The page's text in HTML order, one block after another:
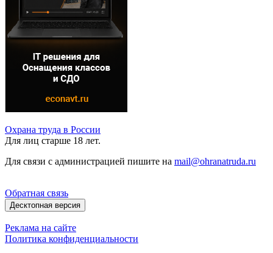
Охрана труда в России
Для лиц старше 18 лет.
Для связи с администрацией пишите на mail@ohranatruda.ru
Обратная связь
Десктопная версия
Реклама на сайте
Политика конфиденциальности